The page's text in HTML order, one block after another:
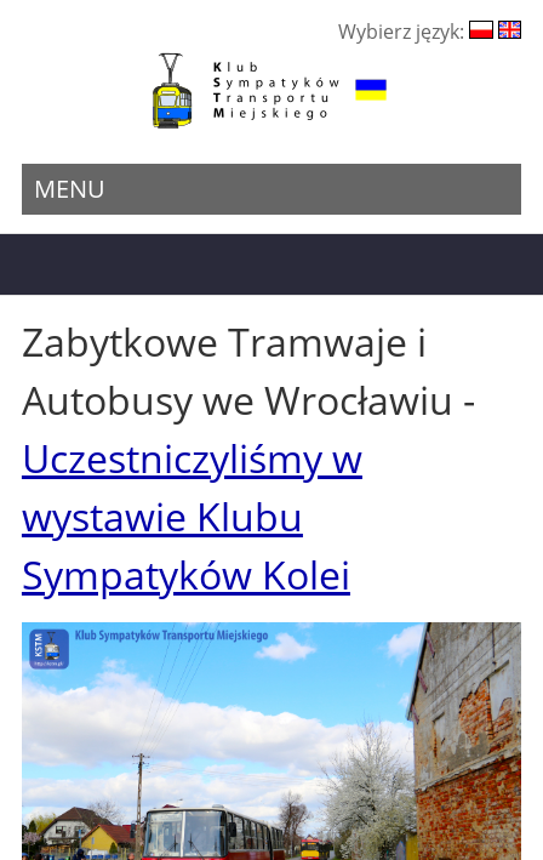
Wybierz język:
MENU
Zabytkowe Tramwaje i
Autobusy we Wrocławiu -
Uczestniczyliśmy w
wystawie Klubu
Sympatyków Kolei